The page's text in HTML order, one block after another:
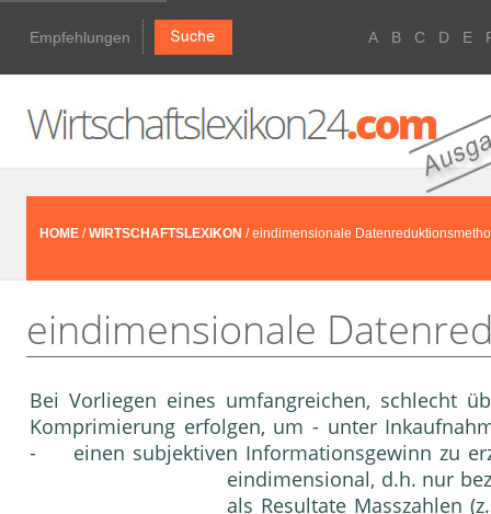
Empfehlungen A B C D E
HOME /WIRTSCHAFTSLEXIKON / eindimensionale
eindimensionale
Bei Vorliegen eines umfangreichen, schlecht
Komprimierung erfolgen, um - unter
- einen subjektiven Informationsgewinn zu
eindimensional, d.h. nur
als Resultate Masszahlen